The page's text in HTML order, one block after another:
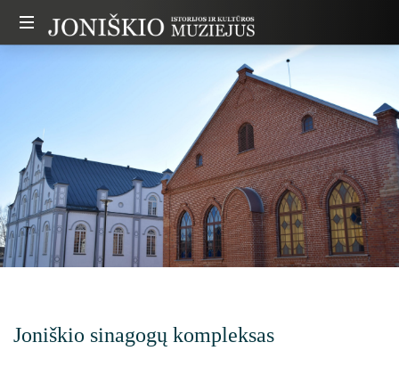
Joniškio sinagogų kompleksas